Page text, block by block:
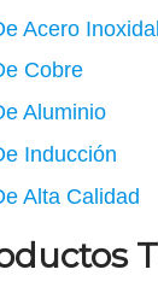
Acero
Cobre
Aluminio
Inducción
Alta Calidad